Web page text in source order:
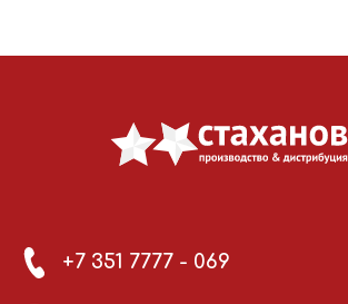
+7 351 7777 - 069